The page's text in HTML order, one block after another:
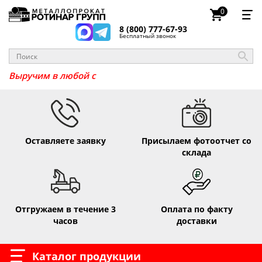
8 (800) 777-67-93
Бесплатный звонок
0
Выручим в люб
Оставляете заявку
Присылаем фотоотчет со
склада
Отгружаем в течение 3
часов
Оплата по факту
доставки
Каталог продукции